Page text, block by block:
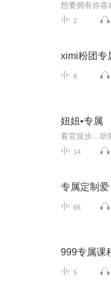
2
ximi粉团专
6
妞妞•专属
看官留步…听
14
专属定制爱
66
999专属课
5